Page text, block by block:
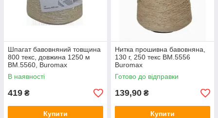
Шпагат бавовняний товщина
800 текс, довжина 1250 м
BM.5560, Buromax
В наявності
419 ₴
Купити
Нитка прошивна бавовняна,
130 г, 250 текс BM.5556
Buromax
Готово до відправки
139,90 ₴
Купити